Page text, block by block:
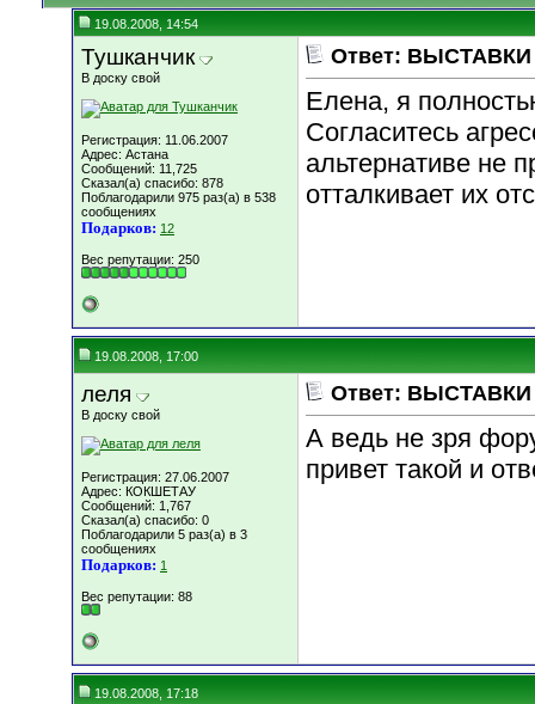
19.08.2008, 14:54
Тушканчик
В доску свой
Регистрация: 11.06.2007
Адрес: Астана
Сообщений: 11,725
Сказал(а) спасибо: 878
Поблагодарили 975 раз(а) в 538
сообщениях
Подарков: 12
Вес репутации: 250
Ответ: ВЫСТАВКИ
Елена, я
Согласитесь
альтернативе не
отталкивает их
19.08.2008, 17:00
леля
В доску свой
Регистрация: 27.06.2007
Адрес: КОКШЕТАУ
Сообщений: 1,767
Сказал(а) спасибо: 0
Поблагодарили 5 раз(а) в 3
сообщениях
Подарков: 1
Вес репутации: 88
Ответ: ВЫСТАВКИ
А ведь не зря
привет такой и
19.08.2008, 17:18